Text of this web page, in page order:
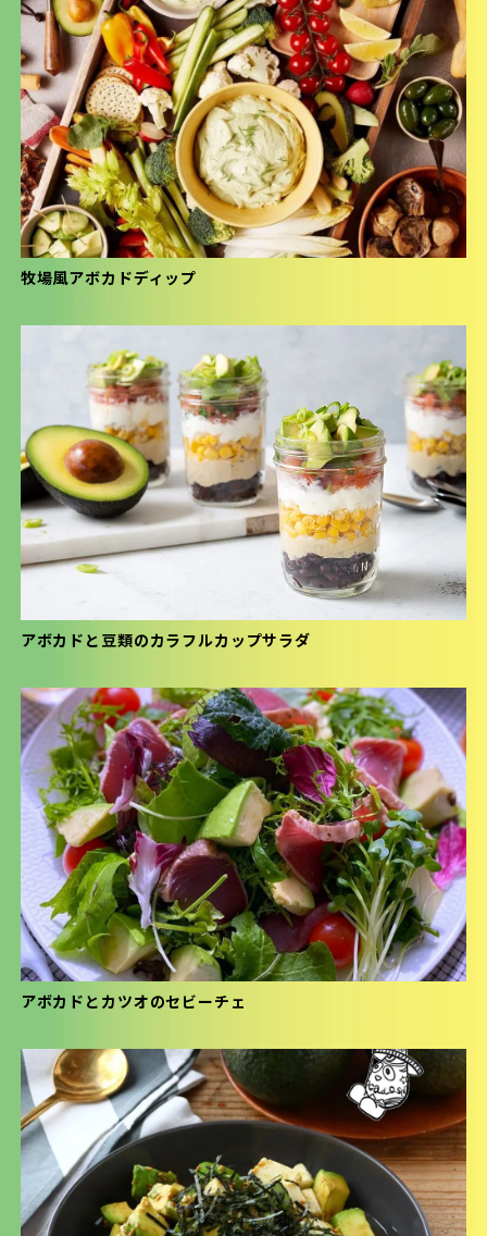
牧場風アボカドディップ
アボカドと豆類のカラフルカップサラダ
アボカドとカツオのセビーチェ